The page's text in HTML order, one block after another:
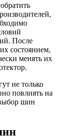
После
состоянием,
менять их
не только
повлиять на
шин